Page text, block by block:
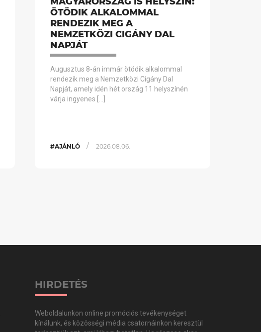
ÖTÖDIK ALKALOMMAL
RENDEZIK MEG A
NEMZETKÖZI CIGÁNY DAL
NAPJÁT
Augusztus 8-án immár ötödik alkalommal
rendezik meg a Nemzetközi Cigány Dal
Napját, amely idén hét ország 11 helyszínén
várja ingyenes […]
#AJÁNLÓ / 2026.08.06.
HIRDETÉS
Weboldalunkon online promóciós tevékenységet
kínálunk, és közösségi média csatornáinkon keresztül